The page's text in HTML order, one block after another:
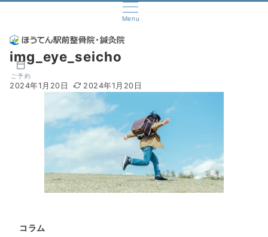
Menu
ご予約
img_eye_seicho
2024年1月20日 2024年1月20日
コラム